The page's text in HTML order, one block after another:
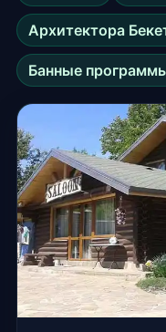
Архитектора
Банные